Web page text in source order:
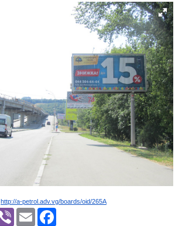
http://a-petrol.adv.vg/boards/oid/265A
Viber Email